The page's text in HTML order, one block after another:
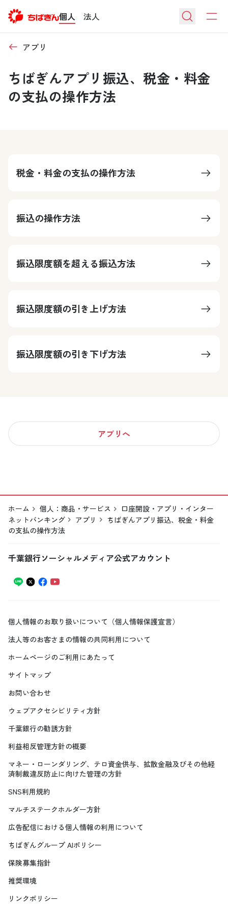
個人 法人
アプリ
ちばぎんアプリ振込、税金・料金
の支払の操作方法
税金・料金の支払の操作方法
振込の操作方法
振込限度額を超える振込方法
振込限度額の引き上げ方法
振込限度額の引き下げ方法
アプリへ
ホーム 個人：商品・サービス
口座開設・アプリ・インター
ネットバンキング
アプリ
ちばぎんアプリ振込、税金・料金
の支払の操作方法
千葉銀行ソーシャルメディア公式アカウント
個人情報のお取り扱いについて（個人情報保護宣言）
法人等のお客さまの情報の共同利用について
ホームページのご利用にあたって
サイトマップ
お問い合わせ
ウェブアクセシビリティ方針
千葉銀行の勧誘方針
利益相反管理方針の概要
マネー・ローンダリング、テロ資金供与、拡散金融及びその他経
済制裁違反防止に向けた管理の方針
SNS利用規約
マルチステークホルダー方針
広告配信における個人情報の利用について
ちばぎんグループ AIポリシー
保険募集指針
推奨環境
リンクポリシー